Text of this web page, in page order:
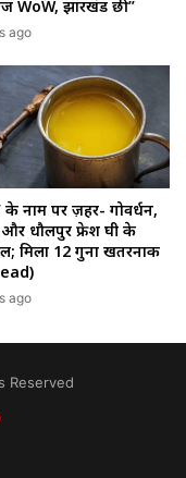
WoW, झारखंड छी”
ago
के नाम पर ज़हर- गोवर्धन,
और धौलपुर फ्रेश घी के
मिला 12 गुना खतरनाक
ago
Reserved